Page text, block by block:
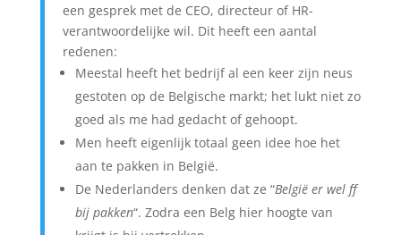
een gesprek met de CEO, directeur of HR-
verantwoordelijke wil. Dit heeft een aantal
redenen:
Meestal heeft het bedrijf al een keer zijn neus
gestoten op de Belgische markt; het lukt niet zo
goed als me had gedacht of gehoopt.
Men heeft eigenlijk totaal geen idee hoe het
aan te pakken in België.
De Nederlanders denken dat ze “België er wel ff
bij pakken“. Zodra een Belg hier hoogte van